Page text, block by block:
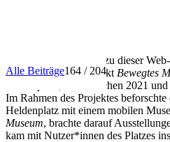
Herzlich willkommen zu dieser
dem Vermittlungsprojekt Bewegtes
, das zwischen 2021
Im Rahmen des Projektes
Heldenplatz mit einem mobilen
Museum, brachte darauf
kam mit Nutzer*innen des Platzes
Alle Beiträge164 / 204